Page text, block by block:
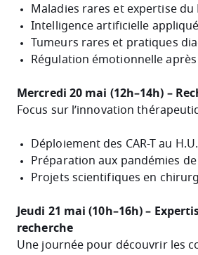
Maladies rares et expertise du
Intelligence artificielle
Tumeurs rares et pratiques
Régulation émotionnelle
Mercredi 20 mai (12h–14h) –
Focus sur l’innovation
Déploiement des CAR-T au
Préparation aux pandémies
Projets scientifiques en
Jeudi 21 mai (10h–16h) –
recherche
Une journée pour découvrir les